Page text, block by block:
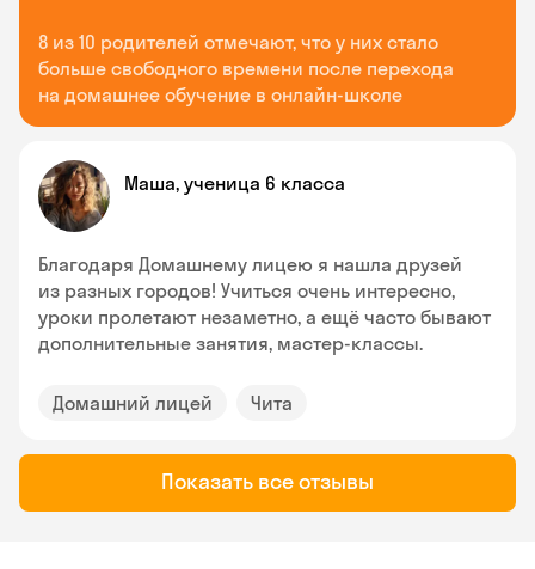
8 из 10 родителей отмечают, что у них стало
больше свободного времени после перехода
на домашнее обучение в онлайн-школе
Маша, ученица 6 класса
Благодаря Домашнему лицею я нашла друзей
из разных городов! Учиться очень интересно,
уроки пролетают незаметно, а ещё часто бывают
дополнительные занятия, мастер-классы.
Домашний лицей Чита
Показать все отзывы